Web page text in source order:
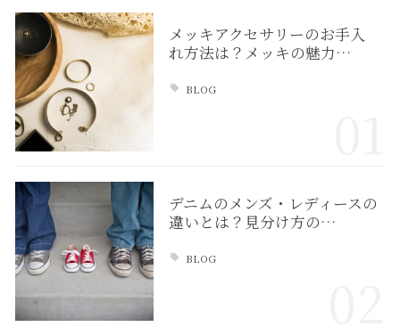
メッキアクセサリーのお手入
れ方法は？メッキの魅力…
BLOG
デニムのメンズ・レディースの
違いとは？見分け方の…
BLOG